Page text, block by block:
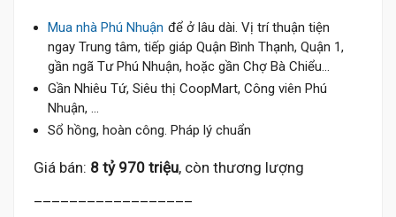
Mua nhà Phú Nhuận để ở lâu dài. Vị trí thuận tiện
ngay Trung tâm, tiếp giáp Quận Bình Thạnh, Quận 1,
gần ngã Tư Phú Nhuận, hoặc gần Chợ Bà Chiểu...
Gần Nhiêu Tứ, Siêu thị CoopMart, Công viên Phú
Nhuận, ...
Sổ hồng, hoàn công. Pháp lý chuẩn
Giá bán: 8 tỷ 970 triệu, còn thương lượng